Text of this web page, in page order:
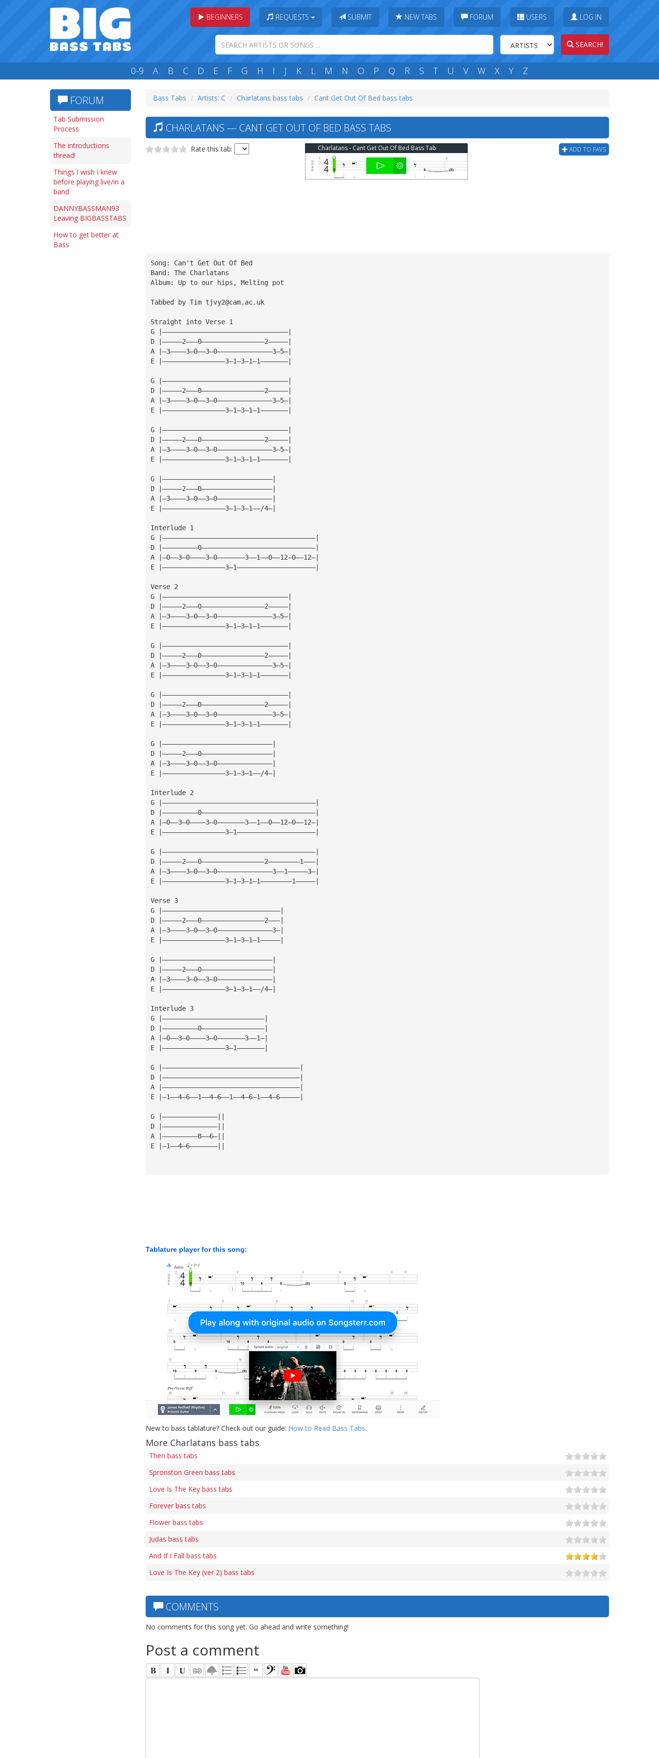
BEGINNERS REQUESTS SUBMIT NEW TABS FORUM USERS LOG IN
SEARCH!
0-9 A B C D E F G H I J K L M N O P Q R S T U V W X Y Z
FORUM
Tab Submission
Process
The introductions
thread!
Things I wish I knew
before playing live/in a
band
DANNYBASSMAN93
Leaving BIGBASSTABS
How to get better at
Bass
Bass Tabs Artists: C Charlatans bass tabs Cant Get Out Of Bed bass tabs
CHARLATANS — CANT GET OUT OF BED BASS TABS
Rate this tab: ADD TO FAVS
Charlatans - Cant Get Out Of Bed Bass Tab
Song: Can't Get Out Of Bed
Band: The Charlatans
Album: Up to our hips, Melting pot
Tabbed by Tim tjvy2@cam.ac.uk
Straight into Verse 1
G |————————————————————————————————|
D |—————2———0————————————————2—————|
A |—3————3—0——3—0——————————————3—5—|
E |————————————————3—1—3—1—1———————|
G |————————————————————————————————|
D |—————2———0————————————————2—————|
A |—3————3—0——3—0——————————————3—5—|
E |————————————————3—1—3—1—1———————|
G |————————————————————————————————|
D |—————2———0————————————————2—————|
A |—3————3—0——3—0——————————————3—5—|
E |————————————————3—1—3—1—1———————|
G |————————————————————————————|
D |—————2———0——————————————————|
A |—3————3—0——3—0——————————————|
E |————————————————3—1—3—1——/4—|
Interlude 1
G |———————————————————————————————————————|
D |—————————0—————————————————————————————|
A |—0——3—0————3—0———————3——1——0——12—0——12—|
E |————————————————3—1————————————————————|
Verse 2
G |————————————————————————————————|
D |—————2———0————————————————2—————|
A |—3————3—0——3—0——————————————3—5—|
E |————————————————3—1—3—1—1———————|
G |————————————————————————————————|
D |—————2———0————————————————2—————|
A |—3————3—0——3—0——————————————3—5—|
E |————————————————3—1—3—1—1———————|
G |————————————————————————————————|
D |—————2———0————————————————2—————|
A |—3————3—0——3—0——————————————3—5—|
E |————————————————3—1—3—1—1———————|
G |————————————————————————————|
D |—————2———0——————————————————|
A |—3————3—0——3—0——————————————|
E |————————————————3—1—3—1——/4—|
Interlude 2
G |———————————————————————————————————————|
D |—————————0—————————————————————————————|
A |—0——3—0————3—0———————3——1——0——12—0——12—|
E |————————————————3—1————————————————————|
G |———————————————————————————————————————|
D |—————2———0————————————————2————————1———|
A |—3————3—0——3—0——————————————3——1—————3—|
E |————————————————3—1—3—1—1————————1—————|
Verse 3
G |——————————————————————————————|
D |—————2———0————————————————2———|
A |—3————3—0——3—0——————————————3—|
E |————————————————3—1—3—1—1—————|
G |————————————————————————————|
D |—————2———0——————————————————|
A |—3————3—0——3—0——————————————|
E |————————————————3—1—3—1——/4—|
Interlude 3
G |——————————————————————————|
D |—————————0————————————————|
A |—0——3—0————3—0———————3——1—|
E |————————————————3—1———————|
G |———————————————————————————————————|
D |———————————————————————————————————|
A |———————————————————————————————————|
E |—1——4—6——1——4—6——1——4—6—1——4—6—————|
G |——————————————||
D |——————————————||
A |—————————8——6—||
E |—1——4—6———————||
Tablature player for this song:
New to bass tablature? Check out our guide: How to Read Bass Tabs.
More Charlatans bass tabs
Then bass tabs
Spronston Green bass tabs
Love Is The Key bass tabs
Forever bass tabs
Flower bass tabs
Judas bass tabs
And If I Fall bass tabs
Love Is The Key (ver 2) bass tabs
COMMENTS
No comments for this song yet. Go ahead and write something!
Post a comment